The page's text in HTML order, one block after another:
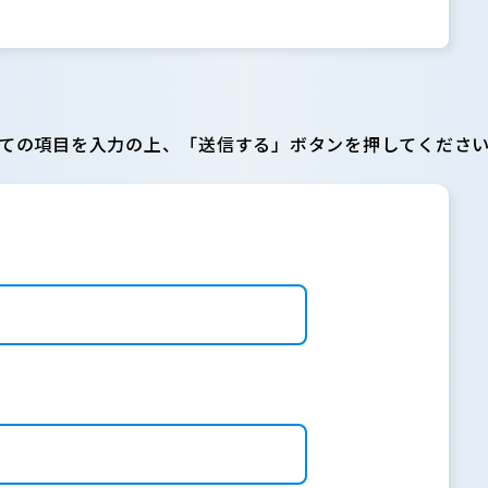
の項目を入力の上、「送信する」ボタンを押してくださ